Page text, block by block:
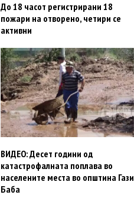
До 18 часот регистрирани 18
пожари на отворено, четири се
активни
ВИДЕО: Десет години од
катастрофалната поплава во
населените места во општина Гази
Баба